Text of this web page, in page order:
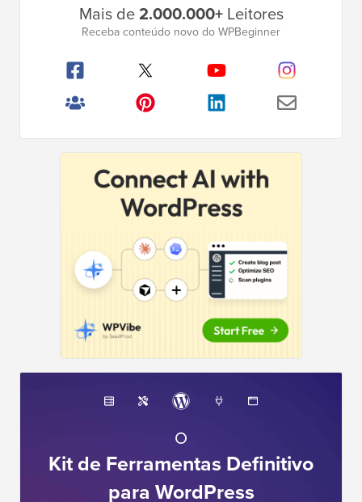
Mais de2.000.000+Leitores
Receba conteúdo novo do WPBeginner
O
Kit de Ferramentas Definitivo
para WordPress